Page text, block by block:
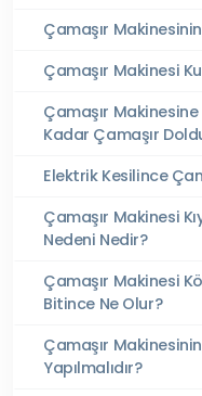
Çamaşır
Çamaşır Makinesi
Çamaşır
Kadar Çamaşır
Elektrik Kesilince
Çamaşır Makinesi
Nedeni Nedir?
Çamaşır Makinesi
Bitince Ne Olur?
Çamaşır Makinesinin
Yapılmalıdır?